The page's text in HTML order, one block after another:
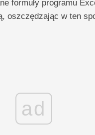
formuły programu
oszczędzając w ten
ad